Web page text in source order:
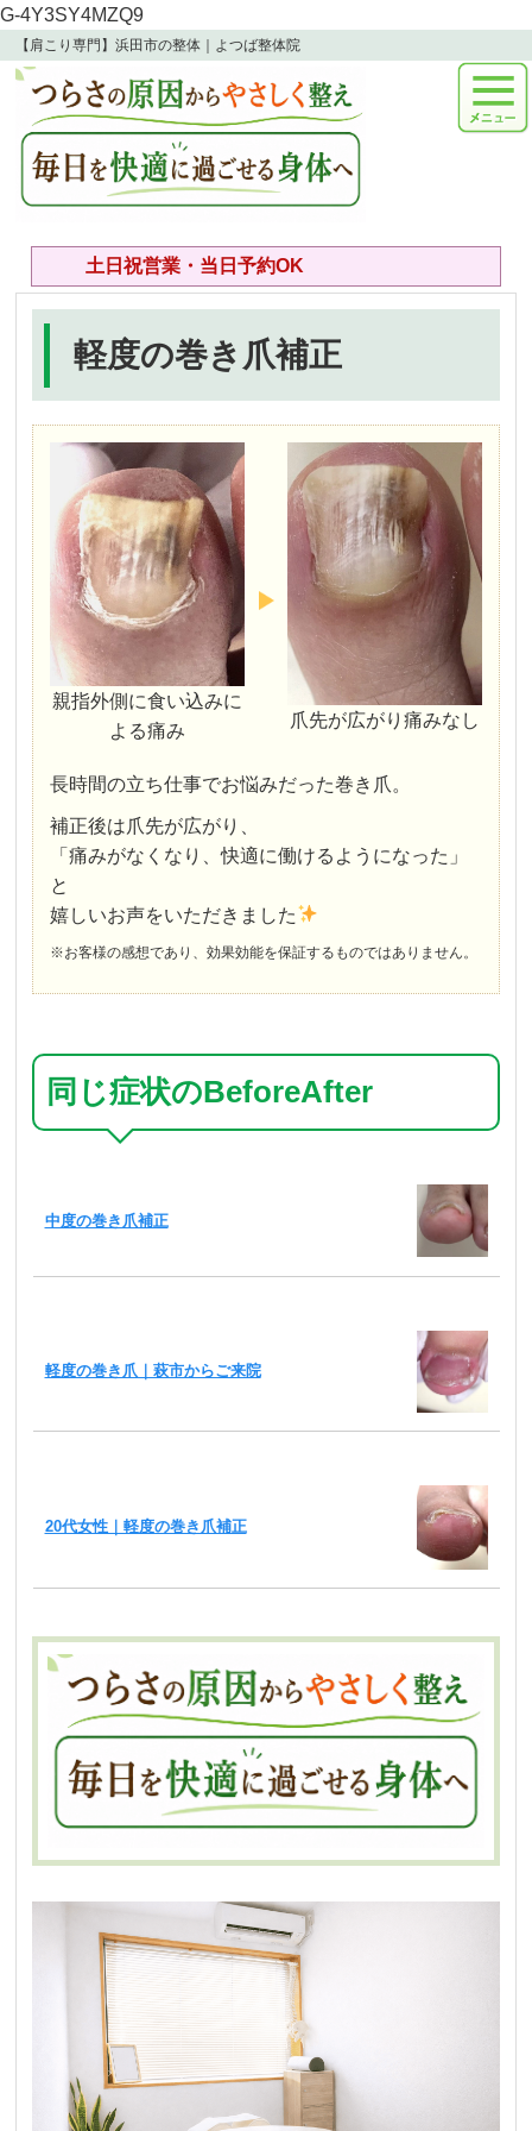
G-4Y3SY4MZQ9
【肩こり専門】浜田市の整体｜よつば整体院
土日祝営業・当日予約OK
軽度の巻き爪補正
親指外側に食い込みに
よる痛み
爪先が広がり痛みなし
長時間の立ち仕事でお悩みだった巻き爪。
補正後は爪先が広がり、
「痛みがなくなり、快適に働けるようになった」
と
嬉しいお声をいただきました
※お客様の感想であり、効果効能を保証するものではありません。
同じ症状のBeforeAfter
中度の巻き爪補正
軽度の巻き爪｜萩市からご来院
20代女性｜軽度の巻き爪補正